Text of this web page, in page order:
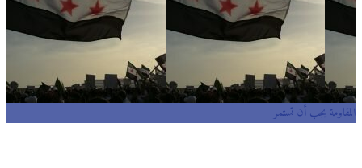
المقاومة يجب أن تستمر